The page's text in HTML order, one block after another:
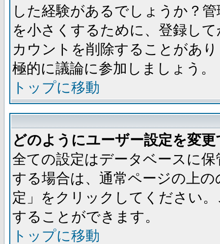
した経験があるでしょうか？
を小さくするために、登録し
カウントを削除することがあ
極的に議論に参加しましょう。
トップに移動
どのようにユーザー設定を変
全ての設定はデータベースに
する場合は、通常ページの上
定」をクリックしてください
することができます。
トップに移動